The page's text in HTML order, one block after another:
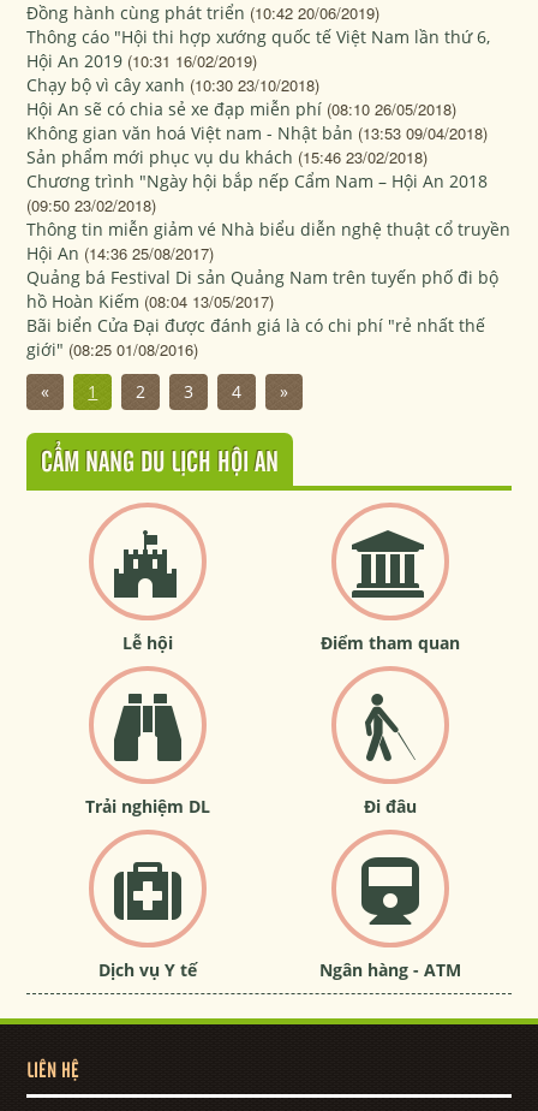
Đồng hành cùng phát triển (10:42 20/06/2019)
Thông cáo "Hội thi hợp xướng quốc tế Việt Nam lần thứ 6,
Hội An 2019 (10:31 16/02/2019)
Chạy bộ vì cây xanh (10:30 23/10/2018)
Hội An sẽ có chia sẻ xe đạp miễn phí (08:10 26/05/2018)
Không gian văn hoá Việt nam - Nhật bản (13:53 09/04/2018)
Sản phẩm mới phục vụ du khách (15:46 23/02/2018)
Chương trình "Ngày hội bắp nếp Cẩm Nam – Hội An 2018
(09:50 23/02/2018)
Thông tin miễn giảm vé Nhà biểu diễn nghệ thuật cổ truyền
Hội An (14:36 25/08/2017)
Quảng bá Festival Di sản Quảng Nam trên tuyến phố đi bộ
hồ Hoàn Kiếm (08:04 13/05/2017)
Bãi biển Cửa Đại được đánh giá là có chi phí "rẻ nhất thế
giới" (08:25 01/08/2016)
«
1 2 3 4 »
CẨM NANG DU LỊCH HỘI AN
Lễ hội Điểm tham quan
Trải nghiệm DL Đi đâu
Dịch vụ Y tế Ngân hàng - ATM
LIÊN HỆ